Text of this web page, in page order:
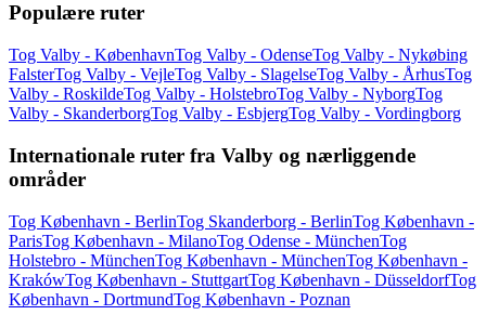
Populære ruter
Tog Valby - KøbenhavnTog Valby - OdenseTog Valby - Nykøbing
FalsterTog Valby - VejleTog Valby - SlagelseTog Valby - ÅrhusTog
Valby - RoskildeTog Valby - HolstebroTog Valby - NyborgTog
Valby - SkanderborgTog Valby - EsbjergTog Valby - Vordingborg
Internationale ruter fra Valby og nærliggende
områder
Tog København - BerlinTog Skanderborg - BerlinTog København -
ParisTog København - MilanoTog Odense - MünchenTog
Holstebro - MünchenTog København - MünchenTog København -
KrakówTog København - StuttgartTog København - DüsseldorfTog
København - DortmundTog København - Poznan